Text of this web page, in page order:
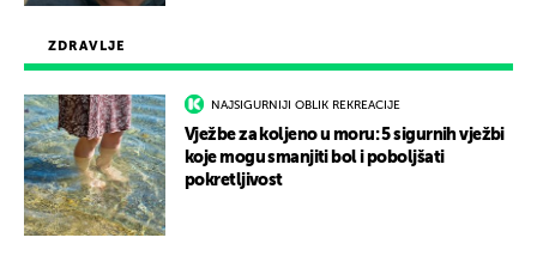
ZDRAVLJE
NAJSIGURNIJI OBLIK REKREACIJE
Vježbe za koljeno u moru: 5 sigurnih vježbi
koje mogu smanjiti bol i poboljšati
pokretljivost